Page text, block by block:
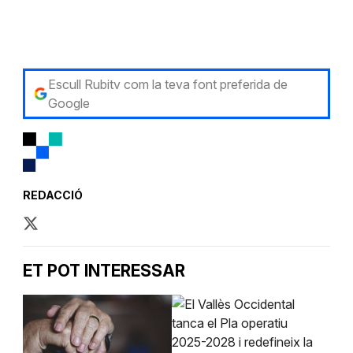
Escull Rubitv com la teva font preferida de
Google
REDACCIÓ
ET POT INTERESSAR